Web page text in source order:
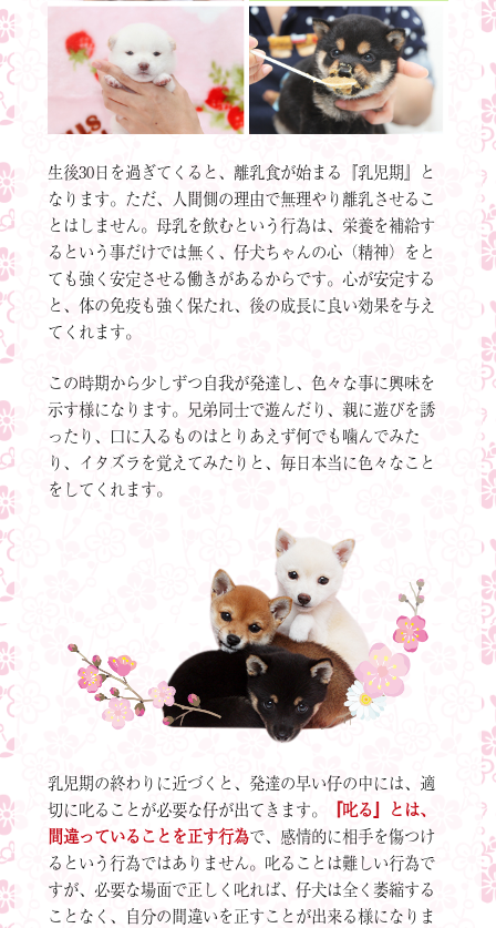
生後30日を過ぎてくると、離乳食が始まる『乳児期』と
なります。ただ、人間側の理由で無理やり離乳させるこ
とはしません。母乳を飲むという行為は、栄養を補給す
るという事だけでは無く、仔犬ちゃんの心（精神）をと
ても強く安定させる働きがあるからです。心が安定する
と、体の免疫も強く保たれ、後の成長に良い効果を与え
てくれます。
この時期から少しずつ自我が発達し、色々な事に興味を
示す様になります。兄弟同士で遊んだり、親に遊びを誘
ったり、口に入るものはとりあえず何でも噛んでみた
り、イタズラを覚えてみたりと、毎日本当に色々なこと
をしてくれます。
乳児期の終わりに近づくと、発達の早い仔の中には、適
切に叱ることが必要な仔が出てきます。
『叱る』とは、
間違っていることを正す行為で、感情的に相手を傷つけ
るという行為ではありません。叱ることは難しい行為で
すが、必要な場面で正しく叱れば、仔犬は全く萎縮する
ことなく、自分の間違いを正すことが出来る様になりま